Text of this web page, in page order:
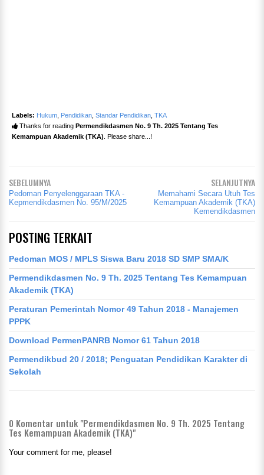
Labels: Hukum Pendidikan Standar Pendidikan TKA
Thanks for reading Permendikdasmen No. 9 Th. 2025 Tentang Tes
Kemampuan Akademik (TKA) . Please share...!
SEBELUMNYA
Pedoman Penyelenggaraan TKA -
Kepmendikdasmen No. 95/M/2025
SELANJUTNYA
Memahami Secara Utuh Tes
Kemampuan Akademik (TKA)
Kemendikdasmen
POSTING TERKAIT
Pedoman MOS / MPLS Siswa Baru 2018 SD SMP SMA/K
Permendikdasmen No. 9 Th. 2025 Tentang Tes Kemampuan
Akademik (TKA)
Peraturan Pemerintah Nomor 49 Tahun 2018 - Manajemen
PPPK
Download PermenPANRB Nomor 61 Tahun 2018
Permendikbud 20 / 2018; Penguatan Pendidikan Karakter di
Sekolah
0 Komentar untuk "Permendikdasmen No. 9 Th. 2025 Tentang
Tes Kemampuan Akademik (TKA)"
Your comment for me, please!